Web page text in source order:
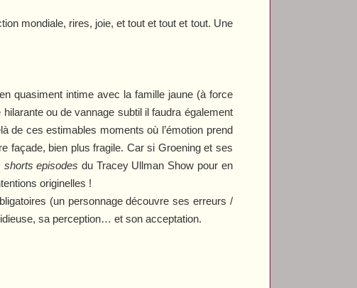
mondiale, rires, joie, et tout et tout et tout. Une
quasiment intime avec la famille jaune (à force
ou de vannage subtil il faudra également
de ces estimables moments où l’émotion prend
façade, bien plus fragile. Car si Groening et ses
shorts episodes du Tracey Ullman Show pour en
originelles !
(un personnage découvre ses erreurs /
sa perception… et son acceptation.